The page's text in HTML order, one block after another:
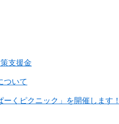
支援金
ついて
くピクニック」を開催します！